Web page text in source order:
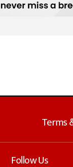
Terms
Follow Us